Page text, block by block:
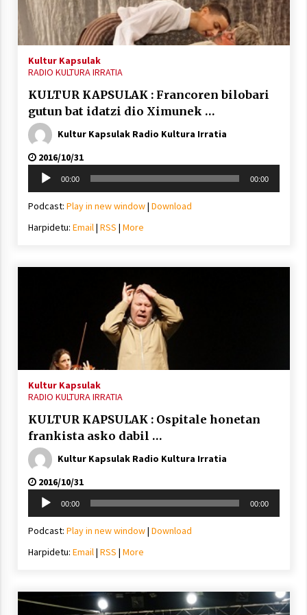
inguruko tailerraren audioa
2021/11/25
Mahai-ingurua: irratia, podcastak
eta ondoren zer?
2021/11/11
Arrosa sareko IX. topaketak!
2021/10/13
IX. topaketak
2021/10/04
Segura irratian Arrosaren 20 urteez
Kultur Kapsulak
RADIO KULTURA IRRATIA
KULTUR KAPSULAK : Francoren bilobari
gutun bat idatzi dio Ximunek …
Kultur Kapsulak Radio Kultura Irratia
2016/10/31
Soinu
erreproduzigailua
00:00 00:00
Podcast: Play in new window| Download
Harpidetu: Email| RSS | More
Kultur Kapsulak
RADIO KULTURA IRRATIA
KULTUR KAPSULAK : Ospitale honetan
frankista asko dabil …
Kultur Kapsulak Radio Kultura Irratia
2016/10/31
Soinu
erreproduzigailua
00:00 00:00
Podcast: Play in new window| Download
Harpidetu: Email| RSS | More